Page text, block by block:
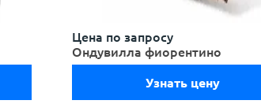
Цена по запросу
Ондувилла фиорентино
Узнать цену